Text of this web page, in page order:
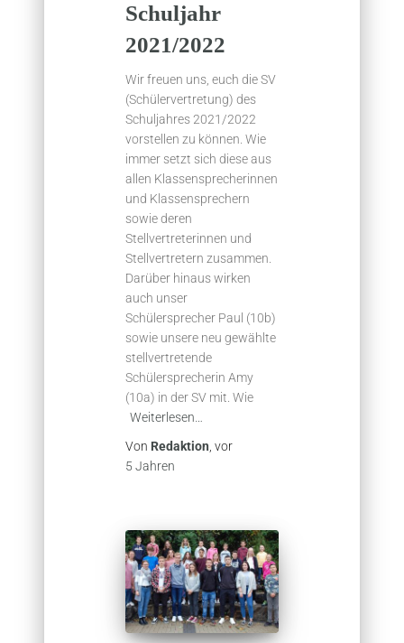
Schuljahr
2021/2022
Wir freuen uns, euch die SV
(Schülervertretung) des
Schuljahres 2021/2022
vorstellen zu können. Wie
immer setzt sich diese aus
allen Klassensprecherinnen
und Klassensprechern
sowie deren
Stellvertreterinnen und
Stellvertretern zusammen.
Darüber hinaus wirken
auch unser
Schülersprecher Paul (10b)
sowie unsere neu gewählte
stellvertretende
Schülersprecherin Amy
(10a) in der SV mit. Wie
Weiterlesen…
Von Redaktion, vor
5 Jahren